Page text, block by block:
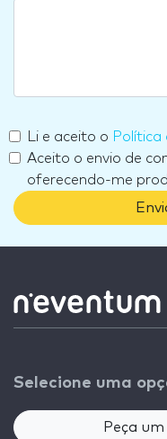
Li e aceito o Política
Aceito o envio de
oferecendo-me
Selecione uma
Peça